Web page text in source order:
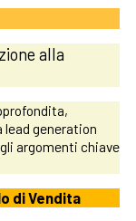
alla
generation
argomenti chiave
di Vendita